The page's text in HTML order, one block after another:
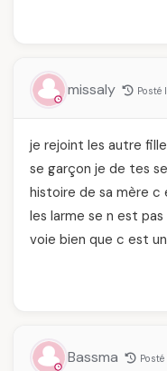
missaly Posté
je rejoint les autre
se garçon je de tes
histoire de sa mère
les larme se n est
voie bien que c est
Bassma